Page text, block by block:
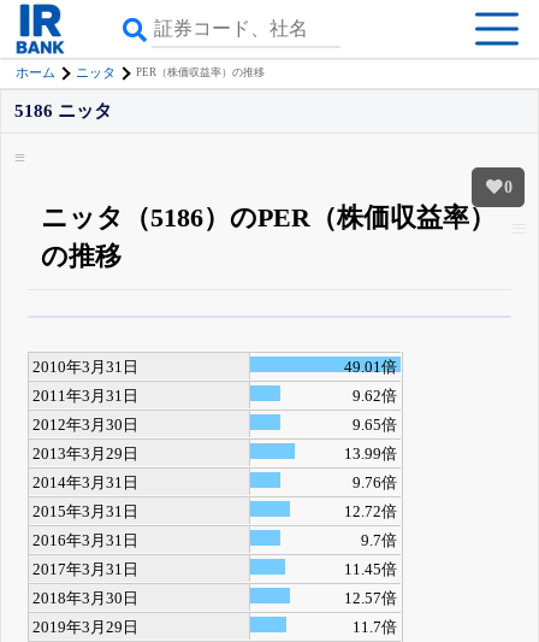
ホーム ニッタ PER（株価収益率）の推移
0
5186 ニッタ
ニッタ（5186）のPER（株価収益率）
の推移
詳しく見られる無料でβ版をはじめる
登録すると永久30%OFFと米株版の先行利用も付きます
2010年3月31日
49.01倍
2011年3月31日
9.62倍
2012年3月30日
9.65倍
2013年3月29日
13.99倍
2014年3月31日
9.76倍
2015年3月31日
12.72倍
2016年3月31日
9.7倍
2017年3月31日
11.45倍
2018年3月30日
12.57倍
2019年3月29日
11.7倍